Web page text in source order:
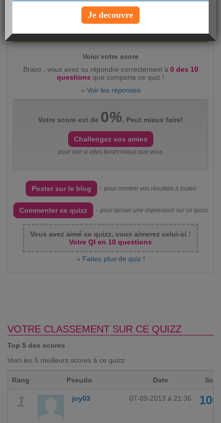
Evaluez ce quizz : intéressant (2360)
Voici votre score
Bravo , vous avez su répondre correctement à 0 des 10
questions que comporte ce quiz !
» Voir les réponses
Votre score est de 0%. Peut mieux faire!
Challengez vos amies
pour voir si elles feront mieux que vous
Poster sur le blog - pour montrer vos résultats à toutes
Commenter ce quizz - pour laisser une impression sur ce quizz
Vous avez aimé ce quizz, vous aimerez celui-ci :
Votre QI en 10 questions
» Faites plus de quiz !
VOTRE CLASSEMENT SUR CE QUIZZ
Top 5 des scores
Voici les 5 meilleurs scores à ce quizz
Rang Pseudo Date
1 joy03 07-09-2013 à 21:36
Je decouvre